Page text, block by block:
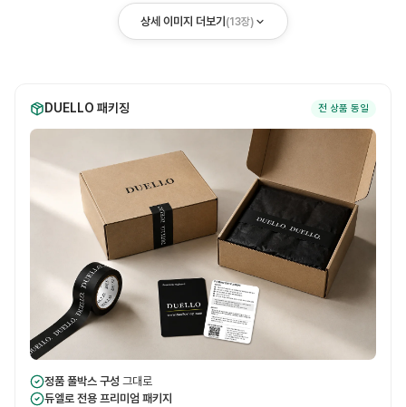
상세 이미지 더보기 (13장)
DUELLO 패키징 전 상품 동일
정품 풀박스 구성 그대로
듀엘로 전용 프리미엄 패키지